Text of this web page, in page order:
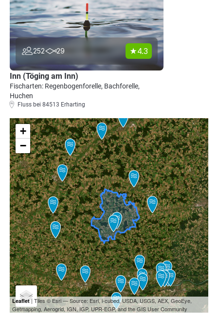
252 29 4.3
Inn (Töging am Inn)
Fischarten: Regenbogenforelle, Bachforelle,
Huchen
Fluss bei 84513 Erharting
+
−
Leaflet| Tiles © Esri — Source: Esri, i-cubed, USDA, USGS, AEX, GeoEye,
Getmapping, Aerogrid, IGN, IGP, UPR-EGP, and the GIS User Community